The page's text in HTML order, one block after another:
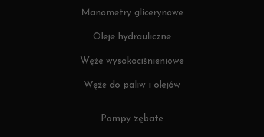
Manometry glicerynowe
Oleje hydrauliczne
Węże wysokociśnieniowe
Węże do paliw i olejów
Pompy zębate